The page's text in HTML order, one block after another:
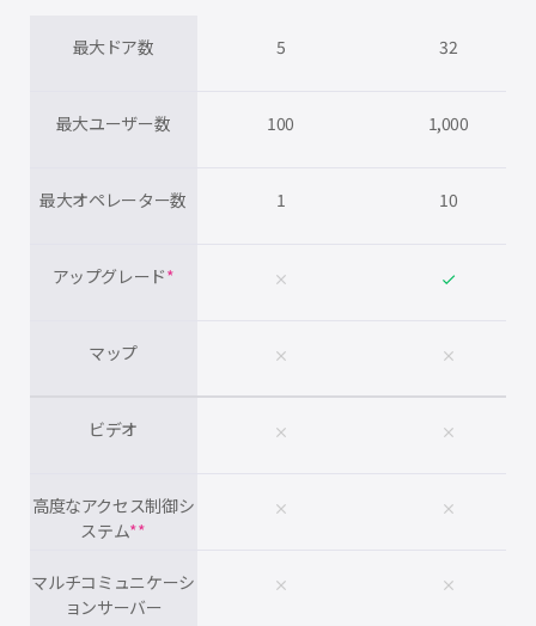
最大ドア数
最大ユーザー数
最大オペレーター数
アップグレード*
マップ
ビデオ
高度なアクセス制御シ
ステム**
マルチコミュニケーシ
ョンサーバー
5
100
1
clear
clear
clear
clear
clear
32
1,000
10
check
clear
clear
clear
clear